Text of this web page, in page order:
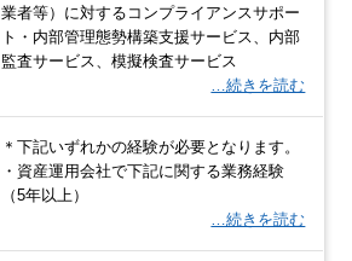
業者等）に対するコンプライアンスサポー
ト・内部管理態勢構築支援サービス、内部
監査サービス、模擬検査サービス
…続きを読む
＊下記いずれかの経験が必要となります。
・資産運用会社で下記に関する業務経験
（5年以上）
…続きを読む